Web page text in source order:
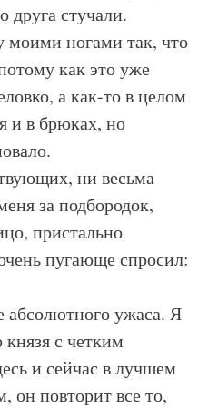
друга стучали.
ногами так, что
как это уже
а как-то в целом
и в брюках, но
ни весьма
за подбородок,
пристально
пугающе спросил:
ужаса. Я
с четким
и сейчас в лучшем
повторит все то,